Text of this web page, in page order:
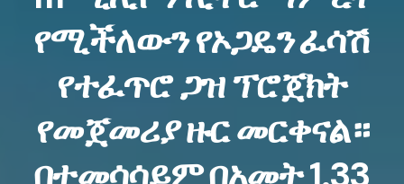
የሚችለውን የኦጋዴን ፈሳሽ
የተፈጥሮ ጋዝ ፕሮጀክት
የመጀመሪያ ዙር መርቀናል።